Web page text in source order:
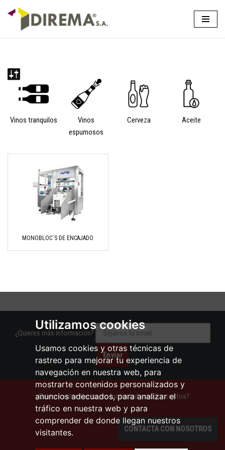
Utilizamos cookies
Usamos cookies y otras técnicas de
rastreo para mejorar tu experiencia de
navegación en nuestra web, para
mostrarte contenidos personalizados y
anuncios adecuados, para analizar el
tráfico en nuestra web y para
comprender de donde llegan nuestros
visitantes.
Saltar
Vinos tranquilos
Vinos
espumosos
Cerveza Aceite
MONOBLOC´S DE ENCAJADO
¿Quieres más información?
¿Quieres aumentar tu productividad y reducir costos?
CONTACTA CON NOSOTROS